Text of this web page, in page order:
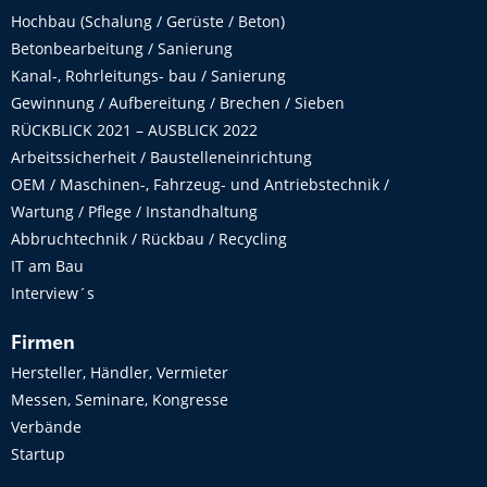
Hochbau (Schalung / Gerüste / Beton)
Betonbearbeitung / Sanierung
Kanal-, Rohrleitungs- bau / Sanierung
Gewinnung / Aufbereitung / Brechen / Sieben
RÜCKBLICK 2021 – AUSBLICK 2022
Arbeitssicherheit / Baustelleneinrichtung
OEM / Maschinen-, Fahrzeug- und Antriebstechnik /
Wartung / Pflege / Instandhaltung
Abbruchtechnik / Rückbau / Recycling
IT am Bau
Interview´s
Firmen
Hersteller, Händler, Vermieter
Messen, Seminare, Kongresse
Verbände
Startup